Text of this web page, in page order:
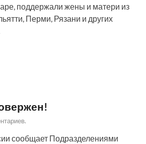
поддержали жены и матери из
Перми, Рязани и других
сообщает Подразделениями